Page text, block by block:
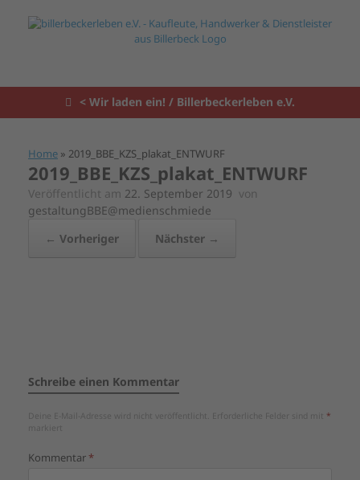
< Wir laden ein! / Billerbeckerleben e.V.
Home » 2019_BBE_KZS_plakat_ENTWURF
2019_BBE_KZS_plakat_ENTWURF
Veröffentlicht am 22. September 2019 von
gestaltungBBE@medienschmiede
← Vorheriger
Nächster →
Schreibe einen Kommentar
Deine E-Mail-Adresse wird nicht veröffentlicht. Erforderliche Felder sind mit *
markiert
Kommentar*